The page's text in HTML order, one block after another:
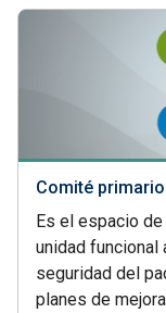
Comité primario
Es el espacio
unidad funcional
seguridad del
planes de